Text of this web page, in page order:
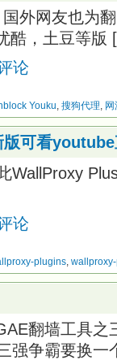
外网友也为
酷，土豆等
论
Youku, 搜狗代理,
可看youtube
WallProxy
论
plugins,
翻墙工具之
强争霸要换